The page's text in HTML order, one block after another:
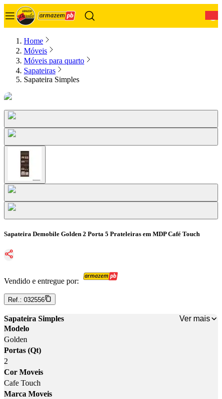
Home
Móveis
Móveis para quarto
Sapateiras
Sapateira Simples
Sapateira Demobile Golden 2 Porta 5 Prateleiras em MDP Café Touch
Vendido e entregue por:
Ref.: 032556
Sapateira Simples
Ver mais
Modelo
Golden
Portas (Qt)
2
Cor Moveis
Cafe Touch
Marca Moveis